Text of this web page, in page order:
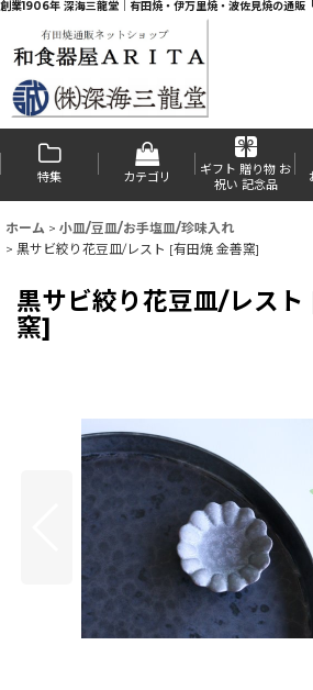
創業1906年 深海三龍堂｜有田焼・伊万里焼・波佐見焼の通販
特集 カテゴリ
ギフト 贈り物 お
祝い 記念品
ホーム > 小皿/豆皿/お手塩皿/珍味入れ
> 黒サビ絞り花豆皿/レスト [有田焼 金善窯]
黒サビ絞り花豆皿/レスト
窯]